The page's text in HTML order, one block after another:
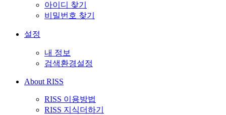
아이디 찾기
비밀번호 찾기
설정
내 정보
검색환경설정
About RISS
RISS 이용방법
RISS 지식더하기